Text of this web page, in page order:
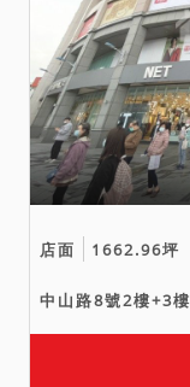
店面 1662.96坪
中山路8號2樓+3樓